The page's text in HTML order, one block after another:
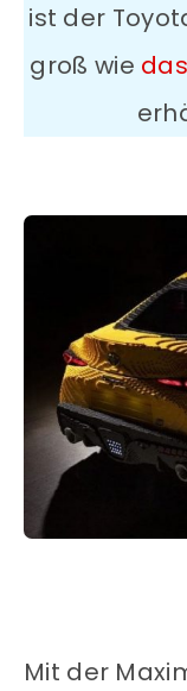
ist der
groß wie
Mit der